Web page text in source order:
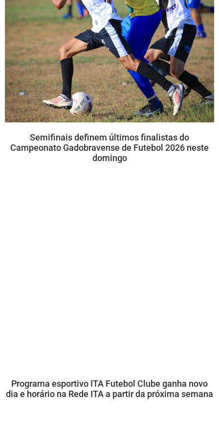
Semifinais definem últimos finalistas do
Campeonato Gadobravense de Futebol 2026 neste
domingo
Programa esportivo ITA Futebol Clube ganha novo
dia e horário na Rede ITA a partir da próxima semana